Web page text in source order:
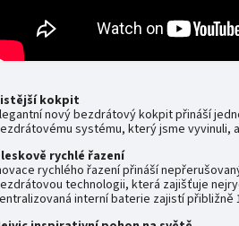
kokpit
nový bezdrátový kokpit přináší
systému, který jsme vyvinuli,
rychlé řazení
rychlého řazení přináší
technologii, která zajišťuje
interní baterie zajistí